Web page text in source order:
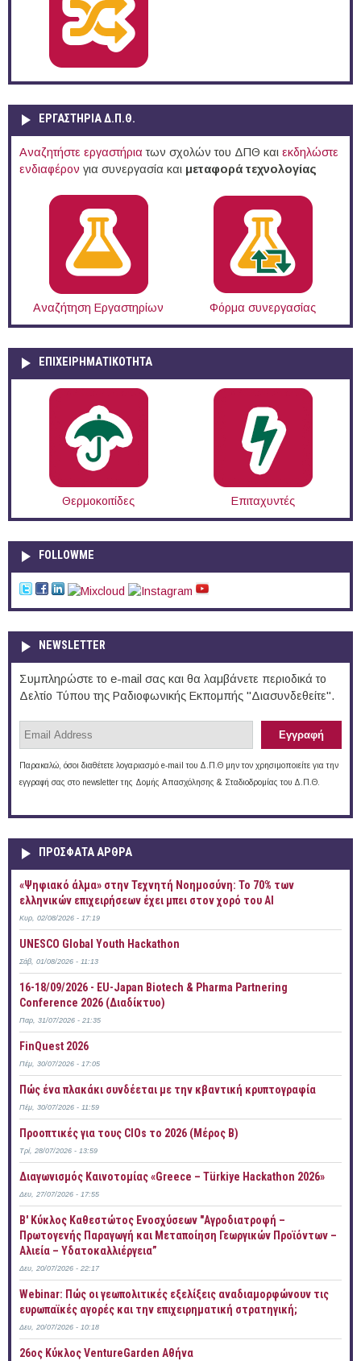
ΕΡΓΑΣΤΗΡΙΑ Δ.Π.Θ.
Αναζητήστε εργαστήρια των σχολών του ΔΠΘ και εκδηλώστε
ενδιαφέρον για συνεργασία και μεταφορά τεχνολογίας
Αναζήτηση Εργαστηρίων Φόρμα συνεργασίας
ΕΠΙΧΕΙΡΗΜΑΤΙΚΟΤΗΤΑ
Θερμοκοιτίδες Επιταχυντές
FOLLOWME
NEWSLETTER
Συμπληρώστε το e-mail σας και θα λαμβάνετε περιοδικά το
Δελτίο Τύπου της Ραδιοφωνικής Εκπομπής "Διασυνδεθείτε".
Παρακαλώ, όσοι διαθέτετε λογαριασμό e-mail του Δ.Π.Θ μην τον χρησιμοποιείτε για την
εγγραφή σας στο newsletter της Δομής Απασχόλησης & Σταδιοδρομίας του Δ.Π.Θ.
ΠΡOΣΦΑΤΑ AΡΘΡΑ
«Ψηφιακό άλμα» στην Τεχνητή Νοημοσύνη: Το 70% των
ελληνικών επιχειρήσεων έχει μπει στον χορό του AI
Κυρ, 02/08/2026 - 17:19
UNESCO Global Youth Hackathon
Σάβ, 01/08/2026 - 11:13
16-18/09/2026 - EU-Japan Biotech & Pharma Partnering
Conference 2026 (Διαδίκτυο)
Παρ, 31/07/2026 - 21:35
FinQuest 2026
Πέμ, 30/07/2026 - 17:05
Πώς ένα πλακάκι συνδέεται με την κβαντική κρυπτογραφία
Πέμ, 30/07/2026 - 11:59
Προοπτικές για τους CIOs το 2026 (Μέρος Β)
Τρί, 28/07/2026 - 13:59
Διαγωνισμός Καινοτομίας «Greece – Türkiye Hackathon 2026»
Δευ, 27/07/2026 - 17:55
B' Κύκλος Καθεστώτος Ενοσχύσεων "Αγροδιατροφή –
Πρωτογενής Παραγωγή και Μεταποίηση Γεωργικών Προϊόντων –
Αλιεία – Υδατοκαλλιέργεια”
Δευ, 20/07/2026 - 22:17
Webinar: Πώς οι γεωπολιτικές εξελίξεις αναδιαμορφώνουν τις
ευρωπαϊκές αγορές και την επιχειρηματική στρατηγική;
Δευ, 20/07/2026 - 10:18
26ος Κύκλος VentureGarden Αθήνα